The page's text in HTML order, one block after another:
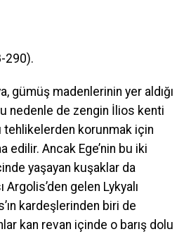
290).
gümüş madenlerinin yer aldığı
nedenle de zengin İlios kenti
tehlikelerden korunmak için
edilir. Ancak Ege’nin bu iki
yaşayan kuşaklar da
gelen Lykyalı
kardeşlerinden biri de
kan revan içinde o barış dolu